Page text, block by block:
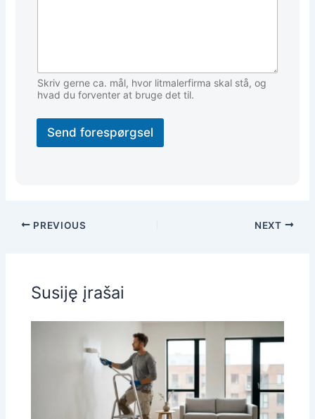
Skriv gerne ca. mål, hvor litmalerfirma skal stå, og
hvad du forventer at bruge det til.
Send forespørgsel
PREVIOUS NEXT
Susiję įrašai